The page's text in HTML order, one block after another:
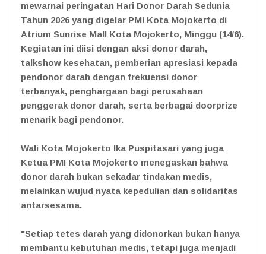
mewarnai peringatan Hari Donor Darah Sedunia
Tahun 2026 yang digelar PMI Kota Mojokerto di
Atrium Sunrise Mall Kota Mojokerto, Minggu (14/6).
Kegiatan ini diisi dengan aksi donor darah,
talkshow kesehatan, pemberian apresiasi kepada
pendonor darah dengan frekuensi donor
terbanyak, penghargaan bagi perusahaan
penggerak donor darah, serta berbagai doorprize
menarik bagi pendonor.
Wali Kota Mojokerto Ika Puspitasari yang juga
Ketua PMI Kota Mojokerto menegaskan bahwa
donor darah bukan sekadar tindakan medis,
melainkan wujud nyata kepedulian dan solidaritas
antarsesama.
"Setiap tetes darah yang didonorkan bukan hanya
membantu kebutuhan medis, tetapi juga menjadi